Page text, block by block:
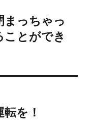
まっちゃっ
とができ
を！